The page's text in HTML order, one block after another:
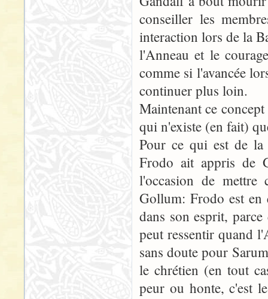
conseiller les
interaction lors de la
l'Anneau et le
comme si l'avancée
continuer plus loin.
Maintenant ce
qui n'existe (en fait)
Pour ce qui est de
Frodo ait appris de
l'occasion de mettre
Gollum: Frodo est
dans son esprit,
peut ressentir quand
sans doute pour
le chrétien (en tout
peur ou honte, c'est